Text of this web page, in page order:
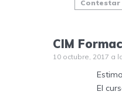
Contestar
CIM
10 octubre, 2017 a
El